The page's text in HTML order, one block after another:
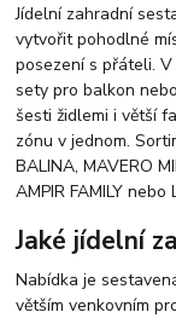
Jídelní zahradní
vytvořit pohodlné
posezení s přáteli.
sety pro balkon
šesti židlemi i větší
zónu v jednom.
BALINA, MAVERO
AMPIR FAMILY nebo
Jaké jídelní
Nabídka je
větším venkovním